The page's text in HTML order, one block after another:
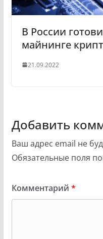
В России
майнинге
21.09.2022
Добавить
Ваш адрес email не
Обязательные поля
Комментарий *